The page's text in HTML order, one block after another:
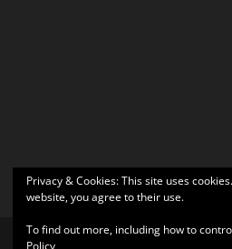
Privacy & Cookies: This site uses
website, you agree to their use.
To find out more, including how to
Policy